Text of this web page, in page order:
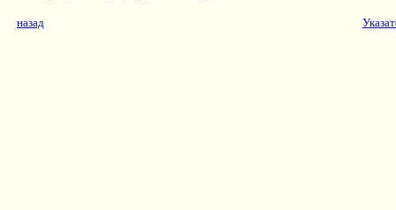
назад